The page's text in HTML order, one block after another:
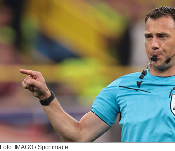
Foto: IMAGO / Sportimage